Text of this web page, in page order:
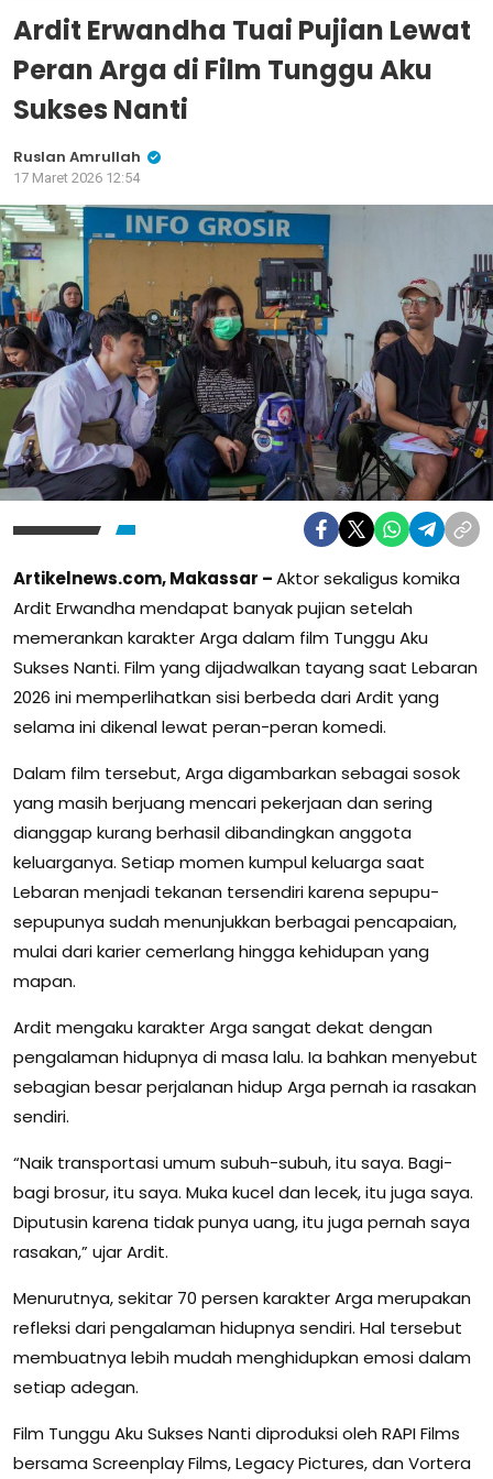
Ardit Erwandha Tuai Pujian Lewat
Peran Arga di Film Tunggu Aku
Sukses Nanti
Ruslan Amrullah
17 Maret 2026 12:54
Artikelnews.com, Makassar –Aktor sekaligus komika
Ardit Erwandha mendapat banyak pujian setelah
memerankan karakter Arga dalam film Tunggu Aku
Sukses Nanti. Film yang dijadwalkan tayang saat Lebaran
2026 ini memperlihatkan sisi berbeda dari Ardit yang
selama ini dikenal lewat peran-peran komedi.
Dalam film tersebut, Arga digambarkan sebagai sosok
yang masih berjuang mencari pekerjaan dan sering
dianggap kurang berhasil dibandingkan anggota
keluarganya. Setiap momen kumpul keluarga saat
Lebaran menjadi tekanan tersendiri karena sepupu-
sepupunya sudah menunjukkan berbagai pencapaian,
mulai dari karier cemerlang hingga kehidupan yang
mapan.
Ardit mengaku karakter Arga sangat dekat dengan
pengalaman hidupnya di masa lalu. Ia bahkan menyebut
sebagian besar perjalanan hidup Arga pernah ia rasakan
sendiri.
“Naik transportasi umum subuh-subuh, itu saya. Bagi-
bagi brosur, itu saya. Muka kucel dan lecek, itu juga saya.
Diputusin karena tidak punya uang, itu juga pernah saya
rasakan,” ujar Ardit.
Menurutnya, sekitar 70 persen karakter Arga merupakan
refleksi dari pengalaman hidupnya sendiri. Hal tersebut
membuatnya lebih mudah menghidupkan emosi dalam
setiap adegan.
Film Tunggu Aku Sukses Nanti diproduksi oleh RAPI Films
bersama Screenplay Films, Legacy Pictures, dan Vortera